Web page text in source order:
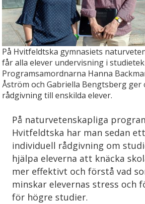
På Hvitfeldtska gymnasiets
får alla elever undervisning i
Programsamordnarna Hanna
Åström och Gabriella Bengtsberg ger
rådgivning till enskilda elever.
På naturvetenskapliga
Hvitfeldtska har man sedan
individuell rådgivning om
hjälpa eleverna att knäcka
mer effektivt och förstå vad
minskar elevernas stress och
för högre studier.